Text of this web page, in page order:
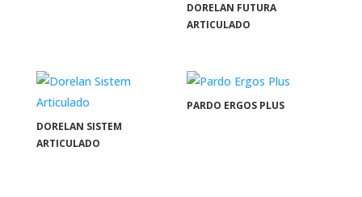
DORELAN FUTURA
ARTICULADO
DORELAN SISTEM
ARTICULADO
PARDO ERGOS PLUS